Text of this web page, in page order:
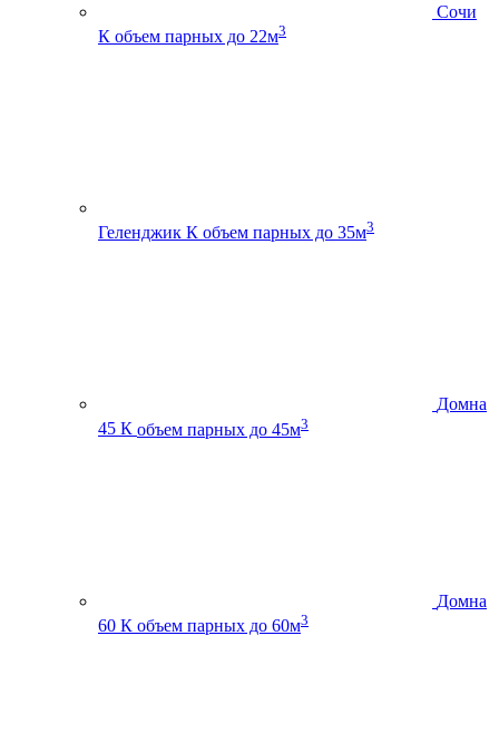
Сочи
К объем парных до 22м3
Геленджик К объем парных до 35м3
Домна
45 К объем парных до 45м3
Домна
60 К объем парных до 60м3